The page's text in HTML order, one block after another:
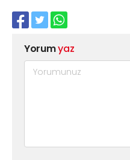
Yorumyaz